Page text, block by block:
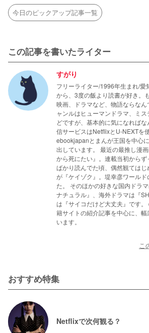
今日のピックアップ記事一覧
この記事を書いたライター
すがり
フリーライター/1996年生まれ/愛
から、3度の飯より読書が好き。
映画、ドラマなど、物語ならな
ャンルはヒューマンドラマ、ミ
どですが、基本的に気になれば
信サービスはNetflixとU-NEXTを
ebookjapanとまんが王国を中心
出しています。 最近の最推し漫
から死にたい』。連載当初から
ばかり読んでた頃、偶然観ては
が『ケイゾク』。堤幸彦ワール
た。 そのほかの好きな国内ドラ
ナチュラル』、海外ドラマは『
は『サイコだけど大丈夫』です
籍サイトの紹介記事を中心に、
います。
こ
おすすめ特集
Netflixで次何観る？